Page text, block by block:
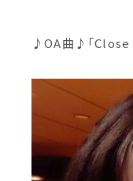
♪OA曲♪「Close